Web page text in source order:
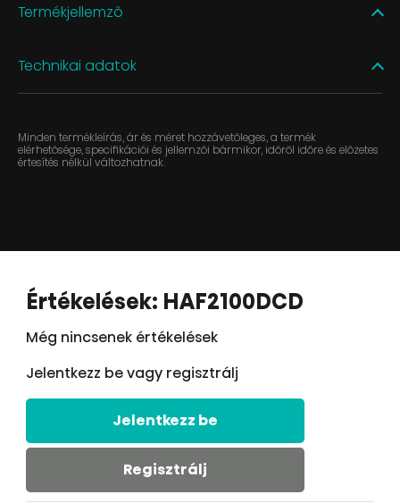
Termékjellemző
Technikai adatok
Minden termékleírás, ár és méret hozzávetőleges, a termék
elérhetősége, specifikációi és jellemzői bármikor, időről időre és előzetes
értesítés nélkül változhatnak.
Értékelések: HAF2100DCD
Még nincsenek értékelések
Jelentkezz be vagy regisztrálj
Jelentkezz be
Regisztrálj